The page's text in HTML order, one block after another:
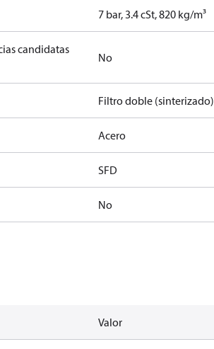
7 bar, 3.4 cSt, 820 kg/m³
candidatas
No
Filtro doble (sinterizado)
Acero
SFD
No
Valor